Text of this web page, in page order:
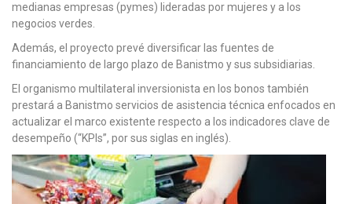
medianas empresas (pymes) lideradas por mujeres y a los
negocios verdes.
Además, el proyecto prevé diversificar las fuentes de
financiamiento de largo plazo de Banistmo y sus subsidiarias.
El organismo multilateral inversionista en los bonos también
prestará a Banistmo servicios de asistencia técnica enfocados en
actualizar el marco existente respecto a los indicadores clave de
desempeño (“KPIs”, por sus siglas en inglés).